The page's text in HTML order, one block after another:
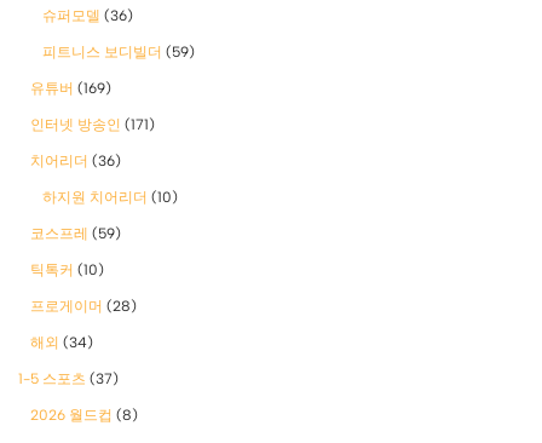
슈퍼모델 (36)
피트니스 보디빌더 (59)
유튜버 (169)
인터넷 방송인 (171)
치어리더 (36)
하지원 치어리더 (10)
코스프레 (59)
틱톡커 (10)
프로게이머 (28)
해외 (34)
1-5 스포츠 (37)
2026 월드컵 (8)